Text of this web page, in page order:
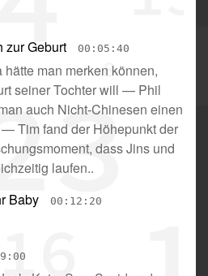
zur Geburt 00:05:40
man merken können,
seiner Tochter will — Phil
auch Nicht-Chinesen einen
—Tim fand der Höhepunkt der
dass Jins und
laufen..
Baby
00:12:20